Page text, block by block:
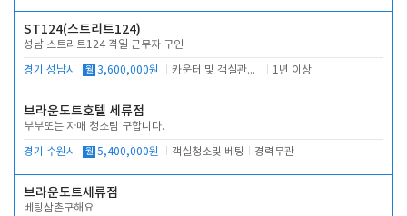
ST124(스트리트124)
성남 스트리트124 격일 근무자 구인
경기 성남시 월 3,600,000원 카운터 및 객실관리 전반 1년 이상
브라운도트호텔 세류점
부부또는 자매 청소팀 구합니다.
경기 수원시 월 5,400,000원 객실청소및 베팅 경력무관
브라운도트세류점
베팅삼촌구해요